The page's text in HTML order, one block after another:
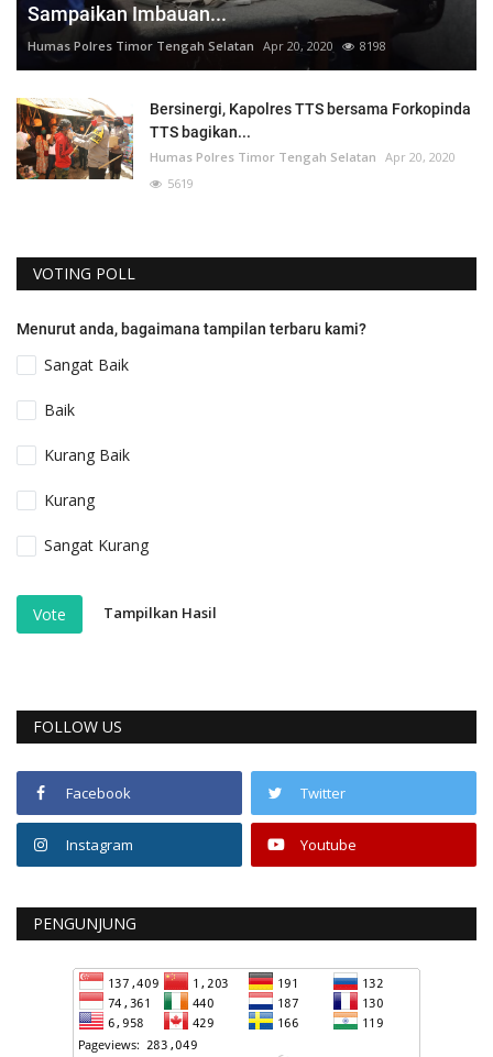
Sampaikan Imbauan...
Humas Polres Timor Tengah Selatan Apr 20, 2020 8198
Bersinergi, Kapolres TTS bersama Forkopinda
TTS bagikan...
Humas Polres Timor Tengah Selatan Apr 20, 2020
5619
VOTING POLL
Menurut anda, bagaimana tampilan terbaru kami?
Sangat Baik
Baik
Kurang Baik
Kurang
Sangat Kurang
Vote Tampilkan Hasil
FOLLOW US
Facebook Twitter
Instagram Youtube
PENGUNJUNG